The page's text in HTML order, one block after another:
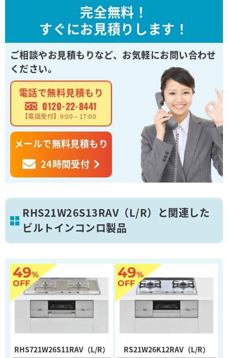
完全無料！
すぐにお見積りします！
ご相談やお見積もりなど、 お気軽にお問い合わせ
ください。
電話で無料見積もり
0120-22-8441
【電話受付】9:00～17:00
メールで無料見積もり
24時間受付
RHS21W26S13RAV（L/R）と関連した
ビルトインコンロ製品
49%
OFF
RHS721W26S11RAV（L/R）
49%
OFF
RS21W26K12RAV（L/R）